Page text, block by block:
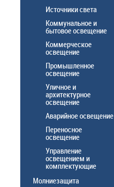
Источники света
Коммунальное и
бытовое освещение
Коммерческое
освещение
Промышленное
освещение
Уличное и
архитектурное
освещение
Аварийное освещение
Переносное
освещение
Управление
освещением и
комплектующие
Молниезащита